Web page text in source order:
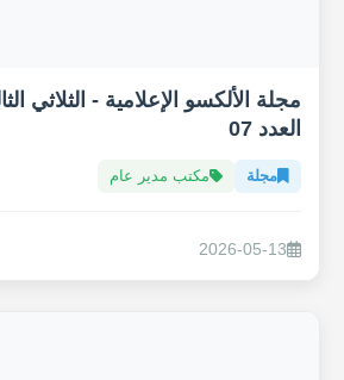
العدد 07
مجلة مكتب مدير عام
2026-05-13